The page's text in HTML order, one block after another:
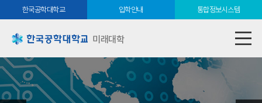
한국공학대학교 입학안내 통합정보시스템
미래대학